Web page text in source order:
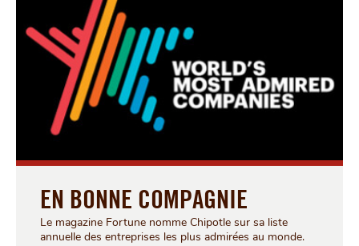
EN BONNE COMPAGNIE
Le magazine Fortune nomme Chipotle sur sa liste
annuelle des entreprises les plus admirées au monde.